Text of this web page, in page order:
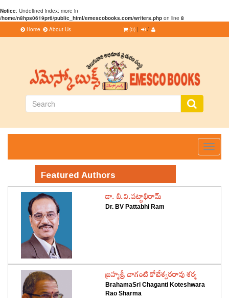
Notice: Undefined index: more in
/home/n8hps0619pr6/public_html/emescobooks.com/writers.php on line 8
Home
About Us (0) | /
Toggle
Featured Authors
డా. బి.వి.పట్టాభిరామ్
Dr. BV Pattabhi Ram
‌బ్రహ్మశ్రీ చాగంటి కోటేశ్వరరావు శర్మ
BrahamaSri Chaganti Koteshwara
Rao Sharma